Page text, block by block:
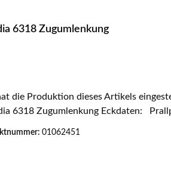
6318 Zugumlenkung
dieses Ersatzteil
01062451